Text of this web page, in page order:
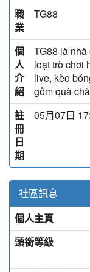
職
業
TG88
個
人
介
紹
TG88 là
loạt trò chơi
live, kèo
gồm quà
註
冊
日
期
05月07日
社區訊息
個人主頁
頭銜等級